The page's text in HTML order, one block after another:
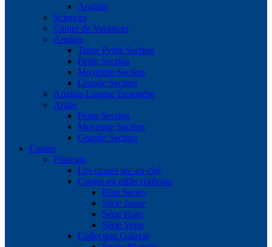
Anglais
Sciences
Cahier de Vacances
Anglais
Toute Petite Section
Petite Section
Moyenne Section
Grande Section
Anglais Langue Étrangère
Arabe
Petite Section
Moyenne Section
Grande Section
Contes
Français
Les contes arc-en-ciel
Contes en mille couleurs
Blue Series
Série Jaune
Série Rose
Série Verte
Collection Galaxie